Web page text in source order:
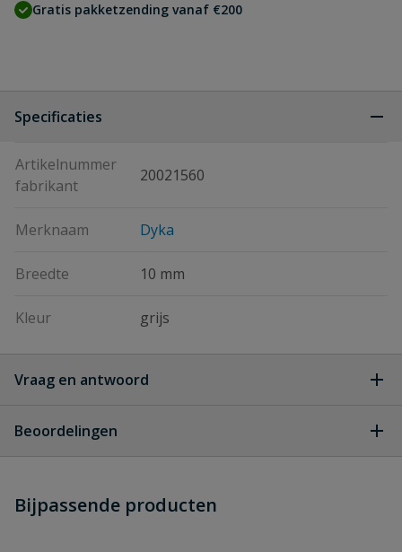
Gratis pakketzending vanaf €200
Specificaties
Artikelnummer
fabrikant
20021560
Merknaam Dyka
Breedte 10 mm
Kleur grijs
Vraag en antwoord
dit product?
Beoordelingen
Schrijf zelf een beoordeling
Bijpassende producten